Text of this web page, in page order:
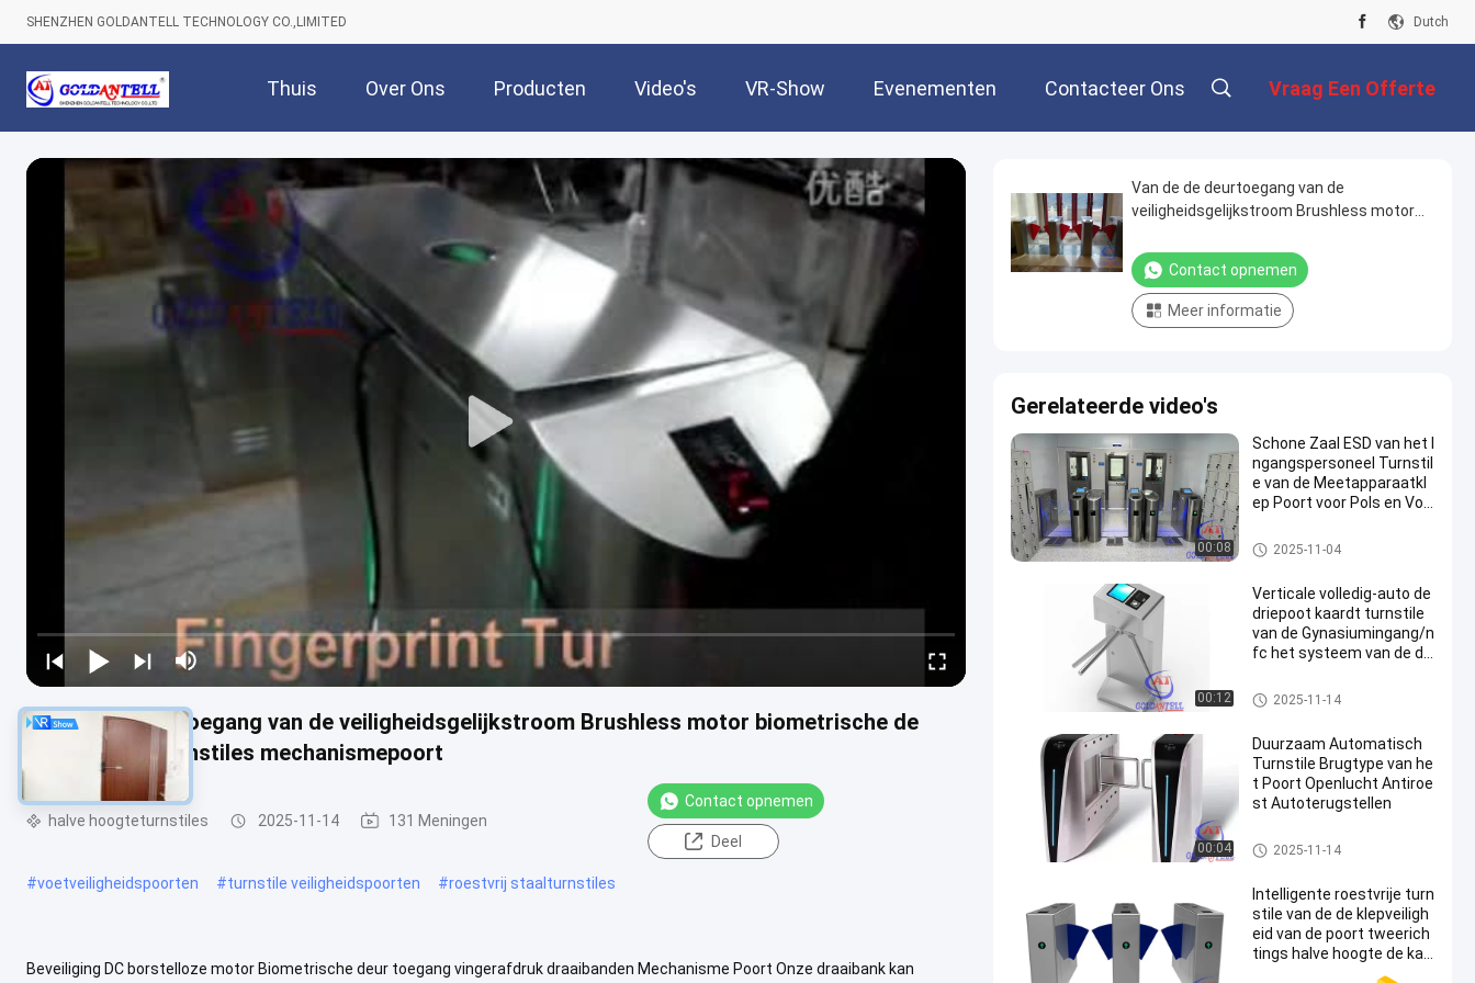
SHENZHEN GOLDANTELL TECHNOLOGY CO.,LIMITED Dutch
Thuis Over Ons Producten Video's VR-Show Evenementen Contacteer Ons Vraag Een Offerte
Van de de deurtoegang van de veiligheidsgelijkstroom Brushless motor biometrische de
vingerafdrukturnstiles mechanismepoort
halve hoogteturnstiles 2025-11-14 131 Meningen
Contact opnemen
Deel
#voetveiligheidspoorten #turnstile veiligheidspoorten #roestvrij staalturnstiles
Beveiliging DC borstelloze motor Biometrische deur toegang vingerafdruk draaibanden Mechanisme Poort Onze draaibank kan
Van de de deurtoegang van de
veiligheidsgelijkstroom Brushless motor
mechanismepoort
Contact opnemen
Meer informatie
Gerelateerde video's
00:08
Schone Zaal ESD van het I
ngangspersoneel Turnstil
e van de Meetapparaatkl
ep Poort voor Pols en Voe
ESD Poort
2025-11-04
00:12
Verticale volledig-auto de
driepoot kaardt turnstile
van de Gynasiumingang/n
fc het systeem van de de
htscamera
Driepootturnstile Poort
2025-11-14
00:04
Duurzaam Automatisch
Turnstile Brugtype van he
t Poort Openlucht Antiroe
st Autoterugstellen
halve hoogteturnstiles
2025-11-14
Intelligente roestvrije turn
stile van de de klepveiligh
eid van de poort tweerich
tings halve hoogte de kaa
rtlezer van de deurtoegan